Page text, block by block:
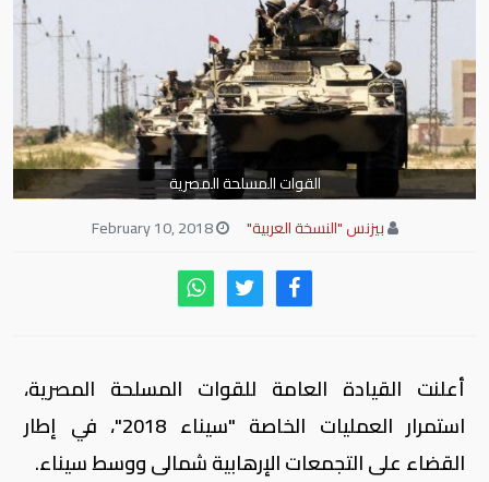
القوات المسلحة المصرية
بيزنس "النسخة العربية"
February 10, 2018
أعلنت القيادة العامة للقوات المسلحة المصرية،
استمرار العمليات الخاصة "سيناء 2018"، في إطار
القضاء على التجمعات الإرهابية شمالى ووسط سيناء.